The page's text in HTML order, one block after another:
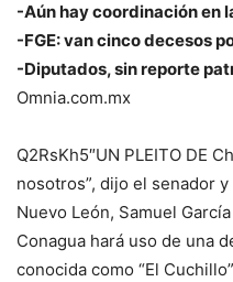
-Aún hay coordinación en
-FGE: van cinco decesos
-Diputados, sin reporte
Omnia.com.mx
Q2RsKh5″UN PLEITO DE
nosotros”, dijo el senador
Nuevo León, Samuel
Conagua hará uso de una
conocida como “El